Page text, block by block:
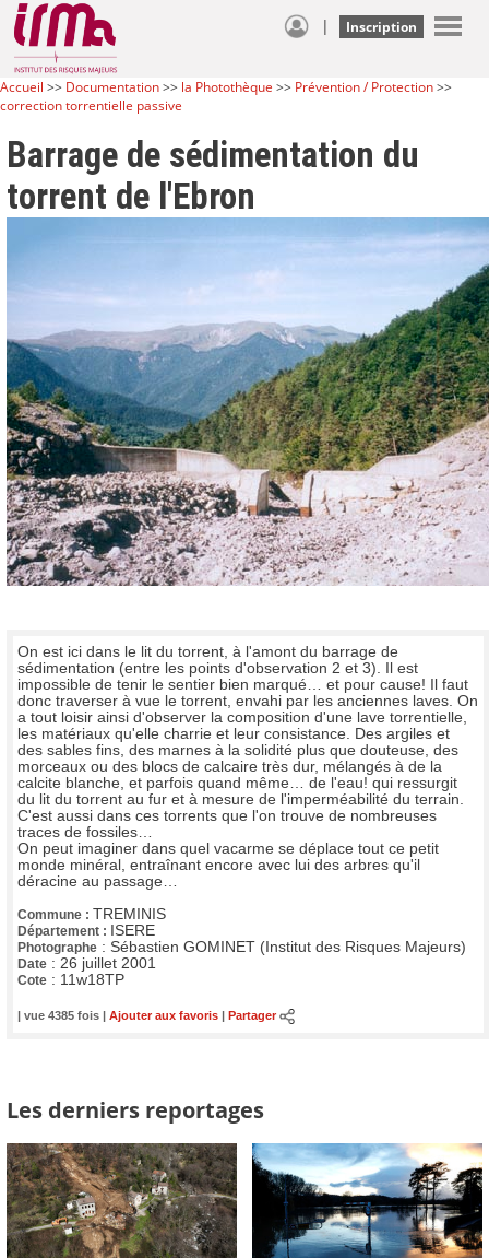
| Inscription
Accueil >> Documentation>> la Photothèque >> Prévention / Protection>>
correction torrentielle passive
Barrage de sédimentation du
torrent de l'Ebron
On est ici dans le lit du torrent, à l'amont du barrage de
sédimentation (entre les points d'observation 2 et 3). Il est
impossible de tenir le sentier bien marqué… et pour cause! Il faut
donc traverser à vue le torrent, envahi par les anciennes laves. On
a tout loisir ainsi d'observer la composition d'une lave torrentielle,
les matériaux qu'elle charrie et leur consistance. Des argiles et
des sables fins, des marnes à la solidité plus que douteuse, des
morceaux ou des blocs de calcaire très dur, mélangés à de la
calcite blanche, et parfois quand même… de l'eau! qui ressurgit
du lit du torrent au fur et à mesure de l'imperméabilité du terrain.
C'est aussi dans ces torrents que l'on trouve de nombreuses
traces de fossiles…
On peut imaginer dans quel vacarme se déplace tout ce petit
monde minéral, entraînant encore avec lui des arbres qu'il
déracine au passage…
Commune : TREMINIS
Département : ISERE
Photographe : Sébastien GOMINET (Institut des Risques Majeurs)
Date : 26 juillet 2001
Cote : 11w18TP
| vue 4385 fois | Ajouter aux favoris Partager
Les derniers reportages